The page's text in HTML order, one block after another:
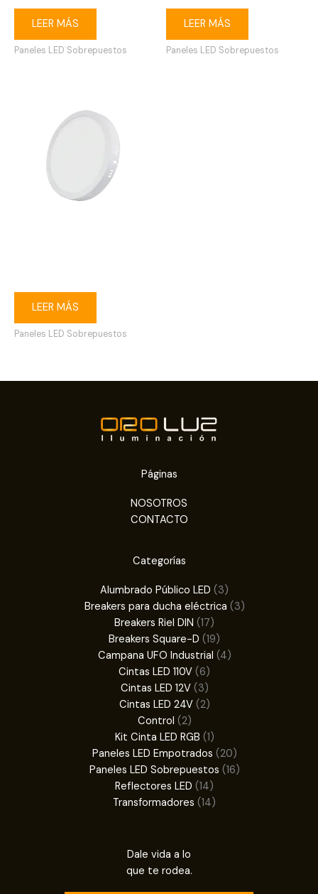
LEER MÁS
Paneles LED Sobrepuestos
LEER MÁS
Paneles LED Sobrepuestos
LEER MÁS
Paneles LED Sobrepuestos
Páginas
NOSOTROS
CONTACTO
Categorías
Alumbrado Público LED 33
productos
Breakers para ducha eléctrica 33
Breakers Riel DIN 1717
productos
Breakers Square-D 1919
productos
Campana UFO Industrial 44
Cintas LED 110V 66
productos
Cintas LED 12V 33
productos
Cintas LED 24V 22
Control 22
productos
Kit Cinta LED RGB 11
producto
Paneles LED Empotrados 2020
productos
Paneles LED Sobrepuestos 1616
Reflectores LED 1414
productos
Transformadores 1414
Dale vida a lo
que te rodea.